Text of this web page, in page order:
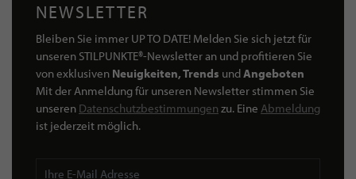
NEWSLETTER
Bleiben Sie immer UP TO DATE! Melden Sie sich jetzt für
unseren STILPUNKTE®-Newsletter an und profitieren Sie
von exklusiven Neuigkeiten, Trends undAngeboten
Mit der Anmeldung für unseren Newsletter stimmen Sie
unseren Datenschutzbestimmungen zu. Eine Abmeldung
ist jederzeit möglich.